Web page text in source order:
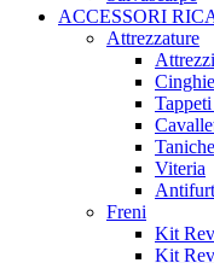
ACCESSORI
Attrezzature
Taniche
Viteria
Freni
Kit
Kit